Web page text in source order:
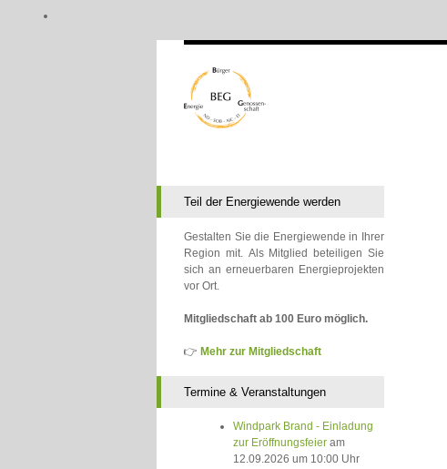
Teil der Energiewende werden
Gestalten Sie die Energiewende in Ihrer
Region mit. Als Mitglied beteiligen Sie
sich an erneuerbaren Energieprojekten
vor Ort.
Mitgliedschaft ab 100 Euro möglich.
👉 Mehr zur Mitgliedschaft
Termine & Veranstaltungen
Windpark Brand - Einladung
zur Eröffnungsfeier am
12.09.2026 um 10:00 Uhr